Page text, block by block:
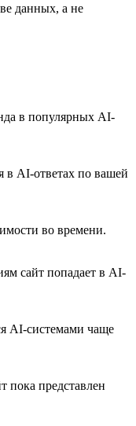
данных, а не
в популярных AI-
в AI-ответах по вашей
во времени.
сайт попадает в AI-
AI-системами чаще
пока представлен